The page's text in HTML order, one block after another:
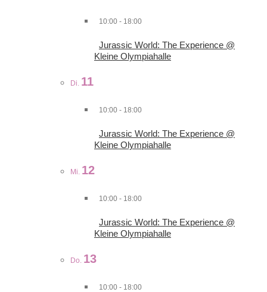
10:00 - 18:00
Jurassic World: The Experience @
Kleine Olympiahalle
Di. 11
10:00 - 18:00
Jurassic World: The Experience @
Kleine Olympiahalle
Mi. 12
10:00 - 18:00
Jurassic World: The Experience @
Kleine Olympiahalle
Do. 13
10:00 - 18:00